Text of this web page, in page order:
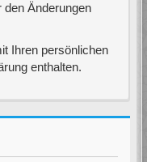
Änderungen
Ihren persönlichen
enthalten.